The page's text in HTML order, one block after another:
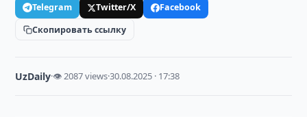
Telegram Twitter/X
Facebook
Скопировать ссылку
UzDaily·👁 2087 views·30.08.2025 · 17:38